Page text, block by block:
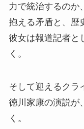
力で統治するのか
抱える矛盾と、歴
彼女は報道記者と
く。
そして迎えるク
徳川家康の演説が
く。